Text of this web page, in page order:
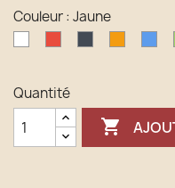
Couleur : Jaune
Quantité
